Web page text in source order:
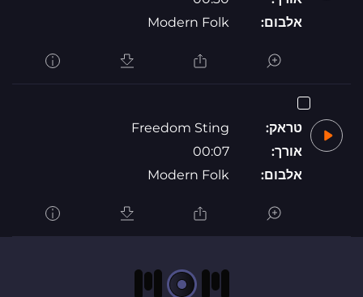
אלבום:
Modern Folk
טראק:
Freedom Sting
אורך:
00:07
אלבום:
Modern Folk